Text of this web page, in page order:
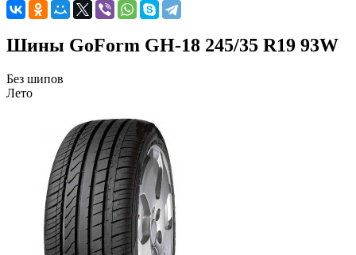
Шины GoForm GH-18 245/35 R19 93W
Без шипов
Лето